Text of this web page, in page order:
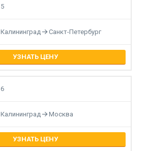
5
Калининград Санкт-Петербург
УЗНАТЬ ЦЕНУ
6
Калининград Москва
УЗНАТЬ ЦЕНУ